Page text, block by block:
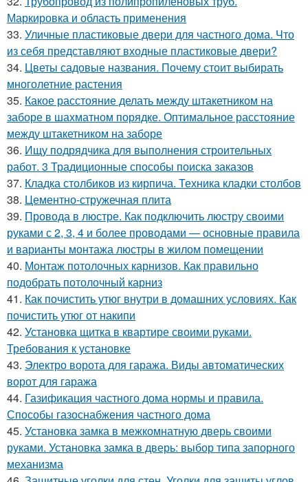
Маркировка и область применения
33. Уличные пластиковые двери для частного дома. Что
из себя представляют входные пластиковые двери?
34. Цветы садовые названия. Почему стоит выбирать
многолетние растения
35. Какое расстояние делать между штакетником на
заборе в шахматном порядке. Оптимальное расстояние
между штакетником на заборе
36. Ищу подрядчика для выполнения строительных
работ. 3 Традиционные способы поиска заказов
37. Кладка столбиков из кирпича. Техника кладки столбов
38. Цементно-стружечная плита
39. Провода в люстре. Как подключить люстру своими
руками с 2, 3, 4 и более проводами — основные правила
и варианты монтажа люстры в жилом помещении
40. Монтаж потолочных карнизов. Как правильно
подобрать потолочный карниз
41. Как почистить утюг внутри в домашних условиях. Как
почистить утюг от накипи
42. Установка щитка в квартире своими руками.
Требования к установке
43. Электро ворота для гаража. Виды автоматических
ворот для гаража
44. Газификация частного дома нормы и правила.
Способы газоснабжения частного дома
45. Установка замка в межкомнатную дверь своими
руками. Установка замка в дверь: выбор типа запорного
механизма